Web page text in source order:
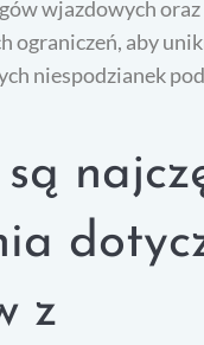
wjazdowych oraz
ograniczeń, aby
niespodzianek
z